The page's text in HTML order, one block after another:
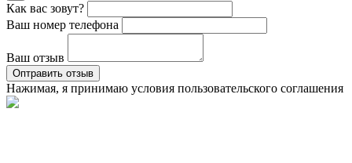
Как вас зовут?
Ваш номер телефона
Ваш отзыв
Оптравить отзыв
Нажимая, я принимаю условия пользовательского соглашения